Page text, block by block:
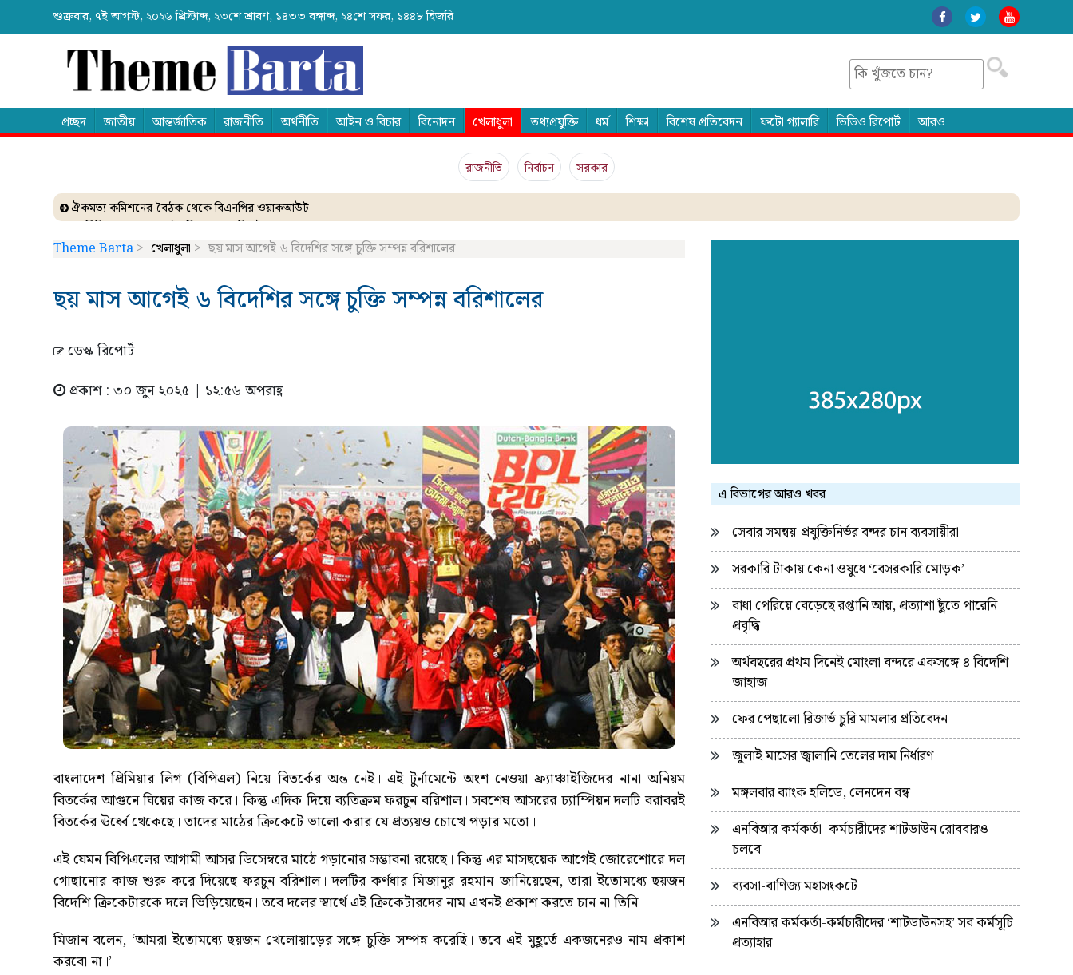
শুক্রবার, ৭ই আগস্ট, ২০২৬ খ্রিস্টাব্দ, ২৩শে শ্রাবণ, ১৪৩৩ বঙ্গাব্দ, ২৪শে সফর, ১৪৪৮ হিজরি
প্রচ্ছদ জাতীয় আন্তর্জাতিক রাজনীতি অর্থনীতি আইন ও বিচার বিনোদন খেলাধুলা তথ্যপ্রযুক্তি ধর্ম শিক্ষা বিশেষ প্রতিবেদন ফটো গ্যালারি ভিডিও রিপোর্ট আরও
রাজনীতি নির্বাচন সরকার
ঐকমত্য কমিশনের বৈঠক থেকে বিএনপির ওয়াকআউট
এনসিপির সমাবেশে ছোটাছুটি, ড্রোনকে মিসাইল ভেবে গুজব
ব্যাংকে তাণ্ডব চালালো এক আওয়ামী লীগ নেতা!
নেত্রকোনায় গিয়ে বাবরের উপর ক্ষোভ ঝাড়লেন নাসির
Theme Barta > খেলাধুলা > ছয় মাস আগেই ৬ বিদেশির সঙ্গে চুক্তি সম্পন্ন বরিশালের
ছয় মাস আগেই ৬ বিদেশির সঙ্গে চুক্তি সম্পন্ন বরিশালের
ডেস্ক রিপোর্ট
প্রকাশ : ৩০ জুন ২০২৫ | ১২:৫৬ অপরাহ্ণ
বাংলাদেশ প্রিমিয়ার লিগ (বিপিএল) নিয়ে বিতর্কের অন্ত নেই। এই টুর্নামেন্টে অংশ নেওয়া ফ্র্যাঞ্চাইজিদের নানা অনিয়ম
বিতর্কের আগুনে ঘিয়ের কাজ করে। কিন্তু এদিক দিয়ে ব্যতিক্রম ফরচুন বরিশাল। সবশেষ আসরের চ্যাম্পিয়ন দলটি বরাবরই
বিতর্কের ঊর্ধ্বে থেকেছে। তাদের মাঠের ক্রিকেটে ভালো করার যে প্রত্যয়ও চোখে পড়ার মতো।
এই যেমন বিপিএলের আগামী আসর ডিসেম্বরে মাঠে গড়ানোর সম্ভাবনা রয়েছে। কিন্তু এর মাসছয়েক আগেই জোরেশোরে দল
গোছানোর কাজ শুরু করে দিয়েছে ফরচুন বরিশাল। দলটির কর্ণধার মিজানুর রহমান জানিয়েছেন, তারা ইতোমধ্যে ছয়জন
বিদেশি ক্রিকেটারকে দলে ভিড়িয়েছেন। তবে দলের স্বার্থে এই ক্রিকেটারদের নাম এখনই প্রকাশ করতে চান না তিনি।
মিজান বলেন, ‘আমরা ইতোমধ্যে ছয়জন খেলোয়াড়ের সঙ্গে চুক্তি সম্পন্ন করেছি। তবে এই মুহূর্তে একজনেরও নাম প্রকাশ
করবো না।’
এ বিভাগের আরও খবর
সেবার সমন্বয়-প্রযুক্তিনির্ভর বন্দর চান ব্যবসায়ীরা
সরকারি টাকায় কেনা ওষুধে ‘বেসরকারি মোড়ক’
বাধা পেরিয়ে বেড়েছে রপ্তানি আয়, প্রত্যাশা ছুঁতে পারেনি
প্রবৃদ্ধি
অর্থবছরের প্রথম দিনেই মোংলা বন্দরে একসঙ্গে ৪ বিদেশি
জাহাজ
ফের পেছালো রিজার্ভ চুরি মামলার প্রতিবেদন
জুলাই মাসের জ্বালানি তেলের দাম নির্ধারণ
মঙ্গলবার ব্যাংক হলিডে, লেনদেন বন্ধ
এনবিআর কর্মকর্তা–কর্মচারীদের শাটডাউন রোববারও
চলবে
ব্যবসা-বাণিজ্য মহাসংকটে
এনবিআর কর্মকর্তা-কর্মচারীদের ‘শাটডাউনসহ’ সব কর্মসূচি
প্রত্যাহার